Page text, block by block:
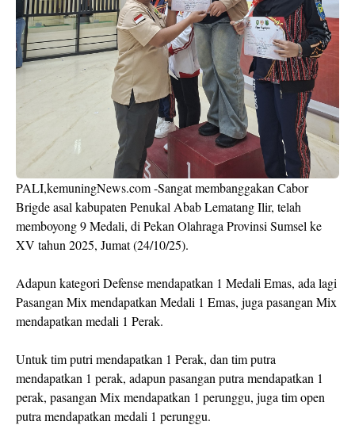
PALI,kemuningNews.com -Sangat membanggakan Cabor
Brigde asal kabupaten Penukal Abab Lematang Ilir, telah
memboyong 9 Medali, di Pekan Olahraga Provinsi Sumsel ke
XV tahun 2025, Jumat (24/10/25).
Adapun kategori Defense mendapatkan 1 Medali Emas, ada lagi
Pasangan Mix mendapatkan Medali 1 Emas, juga pasangan Mix
mendapatkan medali 1 Perak.
Untuk tim putri mendapatkan 1 Perak, dan tim putra
mendapatkan 1 perak, adapun pasangan putra mendapatkan 1
perak, pasangan Mix mendapatkan 1 perunggu, juga tim open
putra mendapatkan medali 1 perunggu.